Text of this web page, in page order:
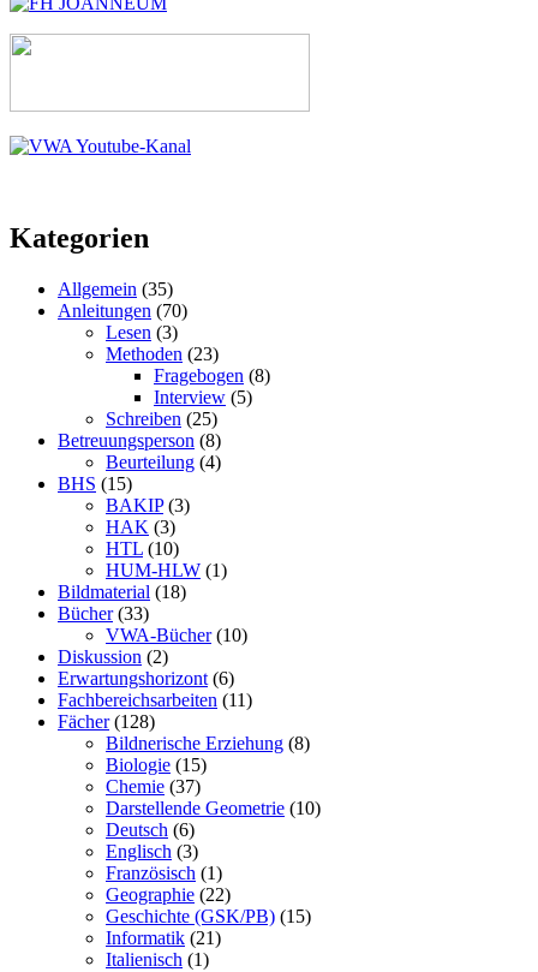
Kategorien
Allgemein (35)
Anleitungen (70)
Lesen (3)
Methoden (23)
Fragebogen (8)
Interview (5)
Schreiben (25)
Betreuungsperson (8)
Beurteilung (4)
BHS (15)
BAKIP(3)
HAK (3)
HTL (10)
HUM-HLW (1)
Bildmaterial (18)
Bücher(33)
VWA-Bücher(10)
Diskussion (2)
Erwartungshorizont (6)
Fachbereichsarbeiten (11)
Fächer(128)
Bildnerische Erziehung (8)
Biologie (15)
Chemie (37)
Darstellende Geometrie (10)
Deutsch (6)
Englisch (3)
Französisch (1)
Geographie (22)
Geschichte (GSK/PB) (15)
Informatik (21)
Italienisch (1)